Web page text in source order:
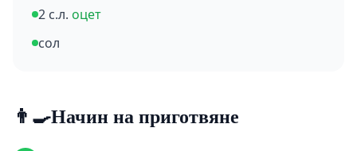
2 с.л. оцет
сол
👨‍🍳Начин на приготвяне